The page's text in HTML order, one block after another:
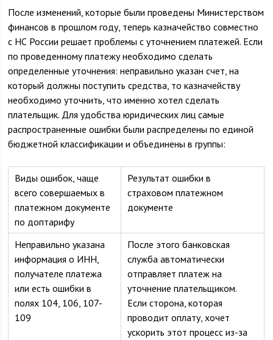
После изменений, которые были проведены Министерством
финансов в прошлом году, теперь казначейство совместно
с НС России решает проблемы с уточнением платежей. Если
по проведенному платежу необходимо сделать
определенные уточнения: неправильно указан счет, на
который должны поступить средства, то казначейству
необходимо уточнить, что именно хотел сделать
плательщик. Для удобства юридических лиц самые
распространенные ошибки были распределены по единой
бюджетной классификации и объединены в группы:
Виды ошибок, чаще
всего совершаемых в
платежном документе
по доптарифу
Результат ошибки в
страховом платежном
документе
Неправильно указана
информация о ИНН,
получателе платежа
или есть ошибки в
полях 104, 106, 107-
109
После этого банковская
служба автоматически
отправляет платеж на
уточнение плательщиком.
Если сторона, которая
проводит оплату, хочет
ускорить этот процесс из-за